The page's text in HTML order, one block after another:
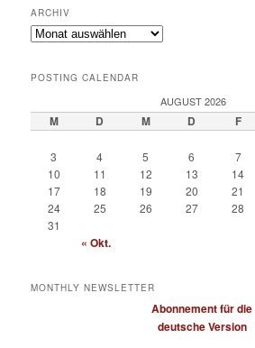
ARCHIV
Archiv
POSTING CALENDAR
AUGUST 2026
M D M D F
3
4 5 6 7
10
11 12 13 14
17
18 19 20 21
24
25 26 27 28
31
« Okt.
MONTHLY NEWSLETTER
Abonnement für die
deutsche Version